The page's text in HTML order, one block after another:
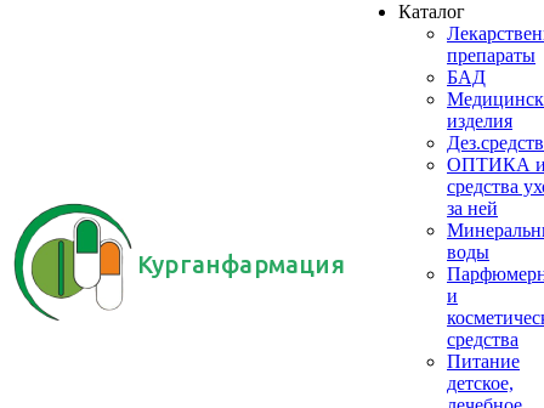
Курганфармация
Каталог
препараты
БАД
изделия
ОПТИКА
средства
за ней
воды
и
средства
Питание
детское,